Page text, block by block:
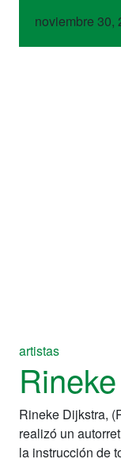
noviembre 30,
artistas
Rineke Dijkstra,
realizó un
la instrucción de